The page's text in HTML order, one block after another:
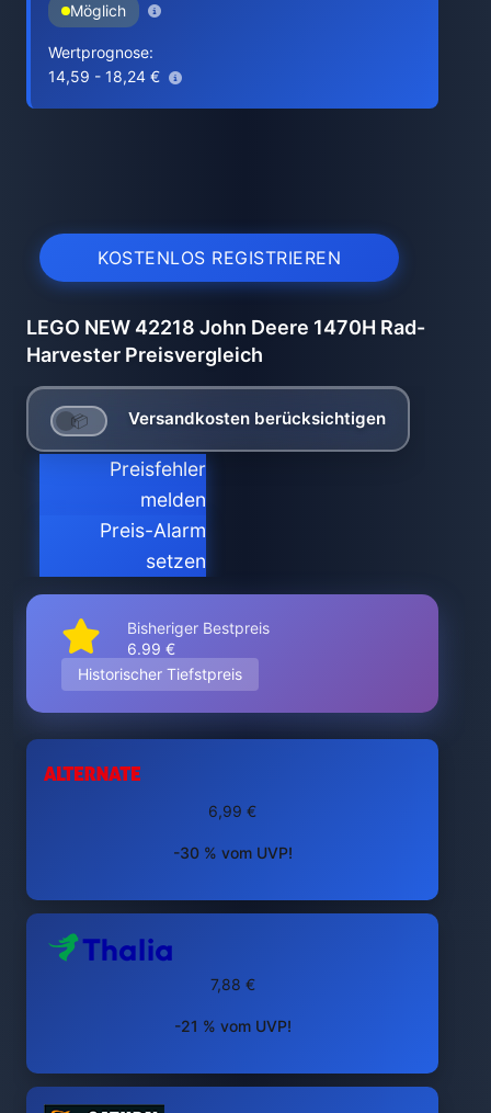
Möglich
Wertprognose:
14,59 - 18,24 €
KOSTENLOS REGISTRIEREN
LEGO NEW 42218 John Deere 1470H Rad-
Harvester Preisvergleich
Versandkosten berücksichtigen
Preisfehler
melden
Preis-Alarm
setzen
Bisheriger Bestpreis
6.99 €
Historischer Tiefstpreis
6,99 €
-30 % vom UVP!
7,88 €
-21 % vom UVP!